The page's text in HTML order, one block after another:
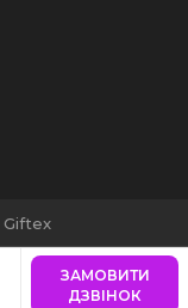
Giftex
ЗАМОВИТИ
ДЗВІНОК